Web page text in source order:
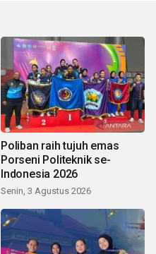
Poliban raih tujuh emas
Porseni Politeknik se-
Indonesia 2026
Senin, 3 Agustus 2026